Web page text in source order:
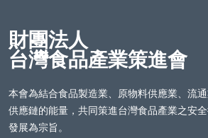
財團法人
台灣食品產業策進會
本會為結合食品製造業、原物料供應業、流
供應鏈的能量，共同策進台灣食品產業之安
發展為宗旨。